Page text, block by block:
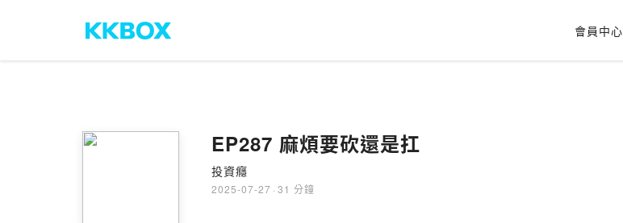
會員中心
EP287 麻煩要砍還是扛
投資癮
2025-07-27 · 31 分鐘